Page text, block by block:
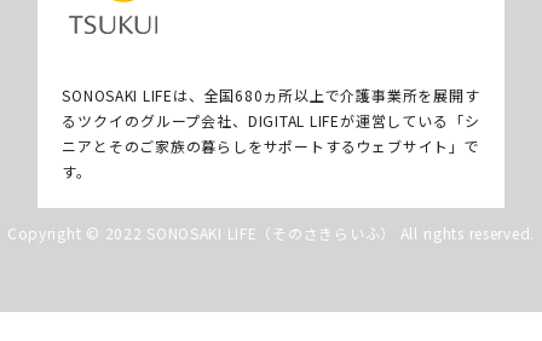
SONOSAKI LIFEは、全国680ヵ所以上で介護事業所を展開す
るツクイのグループ会社、DIGITAL LIFEが運営している「シ
ニアとそのご家族の暮らしをサポートするウェブサイト」で
す。
Copyright © 2022 SONOSAKI LIFE（そのさきらいふ） All rights reserved.